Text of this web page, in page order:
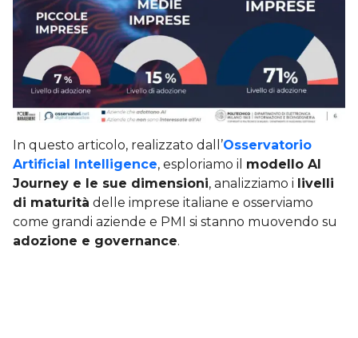
In questo articolo, realizzato dall’Osservatorio
Artificial Intelligence, esploriamo il modello AI
Journey e le sue dimensioni, analizziamo i livelli
di maturità delle imprese italiane e osserviamo
come grandi aziende e PMI si stanno muovendo su
adozione e governance.